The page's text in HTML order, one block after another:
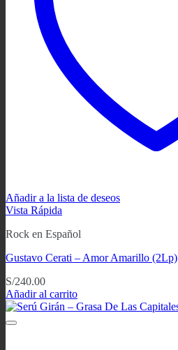
Añadir a la lista de deseos
Vista Rápida
Rock en Español
Gustavo Cerati – Amor Amarillo (2Lp)
S/240.00
Añadir al carrito